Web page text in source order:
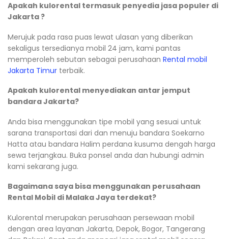
Apakah kulorental termasuk penyedia jasa populer di
Jakarta ?
Merujuk pada rasa puas lewat ulasan yang diberikan
sekaligus tersedianya mobil 24 jam, kami pantas
memperoleh sebutan sebagai perusahaan Rental mobil
Jakarta Timur terbaik.
Apakah kulorental menyediakan antar jemput
bandara Jakarta?
Anda bisa menggunakan tipe mobil yang sesuai untuk
sarana transportasi dari dan menuju bandara Soekarno
Hatta atau bandara Halim perdana kusuma dengah harga
sewa terjangkau. Buka ponsel anda dan hubungi admin
kami sekarang juga.
Bagaimana saya bisa menggunakan perusahaan
Rental Mobil di Malaka Jaya terdekat?
Kulorental merupakan perusahaan persewaan mobil
dengan area layanan Jakarta, Depok, Bogor, Tangerang